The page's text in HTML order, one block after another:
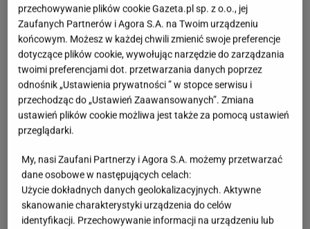
przechowywanie plików cookie Gazeta.pl sp. z o.o., jej
Zaufanych Partnerów i Agora S.A. na Twoim urządzeniu
końcowym. Możesz w każdej chwili zmienić swoje preferencje
dotyczące plików cookie, wywołując narzędzie do zarządzania
twoimi preferencjami dot. przetwarzania danych poprzez
odnośnik „Ustawienia prywatności ” w stopce serwisu i
przechodząc do „Ustawień Zaawansowanych”. Zmiana
ustawień plików cookie możliwa jest także za pomocą ustawień
przeglądarki.
My, nasi Zaufani Partnerzy i Agora S.A. możemy przetwarzać
dane osobowe w następujących celach:
Użycie dokładnych danych geolokalizacyjnych. Aktywne
skanowanie charakterystyki urządzenia do celów
identyfikacji. Przechowywanie informacji na urządzeniu lub